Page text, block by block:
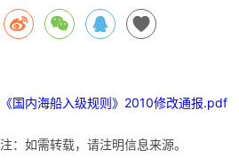
《国内海船入级规则》2010修改通报.pdf
注：如需转载，请注明信息来源。